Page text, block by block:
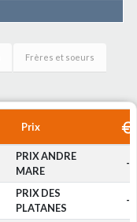
Frères et soeurs
Prix
PRIX ANDRE
MARE
-
PRIX DES
PLATANES
-